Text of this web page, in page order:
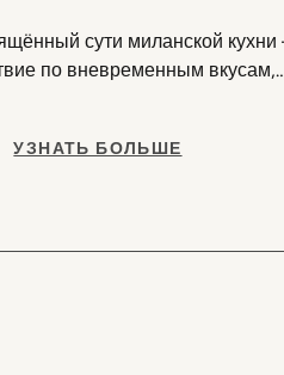
сути миланской
по вневременным вкусам,
УЗНАТЬ БОЛЬШЕ